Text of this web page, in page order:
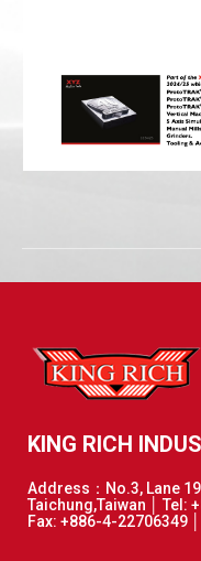
KING RICH
Address：No.3, Lane
Taichung,Taiwan │ Tel:
Fax: +886-4-22706349